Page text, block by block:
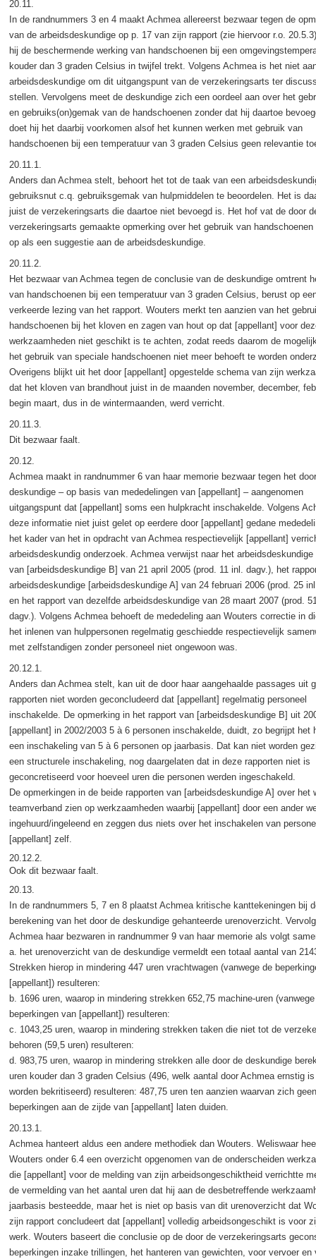
20.11.
In de randnummers 3 en 4 maakt Achmea allereerst bezwaar tegen de
van de arbeidsdeskundige op p. 17 van zijn rapport (zie hiervoor r.o.
hij de beschermende werking van handschoenen bij een
kouder dan 3 graden Celsius in twijfel trekt. Volgens Achmea is het niet
arbeidsdeskundige om dit uitgangspunt van de verzekeringsarts ter
stellen. Vervolgens meet de deskundige zich een oordeel aan over het
en gebruiks(on)gemak van de handschoenen zonder dat hij daartoe
doet hij het daarbij voorkomen alsof het kunnen werken met gebruik van
handschoenen bij een temperatuur van 3 graden Celsius geen relevantie
20.11.1.
Anders dan Achmea stelt, behoort het tot de taak van een
gebruiksnut c.q. gebruiksgemak van hulpmiddelen te beoordelen. Het is
juist de verzekeringsarts die daartoe niet bevoegd is. Het hof vat de door
verzekeringsarts gemaakte opmerking over het gebruik van handschoenen
op als een suggestie aan de arbeidsdeskundige.
20.11.2.
Het bezwaar van Achmea tegen de conclusie van de deskundige omtrent
van handschoenen bij een temperatuur van 3 graden Celsius, berust op
verkeerde lezing van het rapport. Wouters merkt ten aanzien van het
handschoenen bij het kloven en zagen van hout op dat [appellant] voor
werkzaamheden niet geschikt is te achten, zodat reeds daarom de
het gebruik van speciale handschoenen niet meer behoeft te worden
Overigens blijkt uit het door [appellant] opgestelde schema van zijn
dat het kloven van brandhout juist in de maanden november, december,
begin maart, dus in de wintermaanden, werd verricht.
20.11.3.
Dit bezwaar faalt.
20.12.
Achmea maakt in randnummer 6 van haar memorie bezwaar tegen het
deskundige – op basis van mededelingen van [appellant] – aangenomen
uitgangspunt dat [appellant] soms een hulpkracht inschakelde. Volgens
deze informatie niet juist gelet op eerdere door [appellant] gedane
het kader van het in opdracht van Achmea respectievelijk [appellant]
arbeidsdeskundig onderzoek. Achmea verwijst naar het arbeidsdeskundige
van [arbeidsdeskundige B] van 21 april 2005 (prod. 11 inl. dagv.), het
arbeidsdeskundige [arbeidsdeskundige A] van 24 februari 2006 (prod. 25
en het rapport van dezelfde arbeidsdeskundige van 28 maart 2007 (prod.
dagv.). Volgens Achmea behoeft de mededeling aan Wouters correctie in
het inlenen van hulppersonen regelmatig geschiedde respectievelijk
met zelfstandigen zonder personeel niet ongewoon was.
20.12.1.
Anders dan Achmea stelt, kan uit de door haar aangehaalde passages uit
rapporten niet worden geconcludeerd dat [appellant] regelmatig personeel
inschakelde. De opmerking in het rapport van [arbeidsdeskundige B] uit
[appellant] in 2002/2003 5 à 6 personen inschakelde, duidt, zo begrijpt het
een inschakeling van 5 à 6 personen op jaarbasis. Dat kan niet worden
een structurele inschakeling, nog daargelaten dat in deze rapporten niet is
geconcretiseerd voor hoeveel uren die personen werden ingeschakeld.
De opmerkingen in de beide rapporten van [arbeidsdeskundige A] over het
teamverband zien op werkzaamheden waarbij [appellant] door een ander
ingehuurd/ingeleend en zeggen dus niets over het inschakelen van
[appellant] zelf.
20.12.2.
Ook dit bezwaar faalt.
20.13.
In de randnummers 5, 7 en 8 plaatst Achmea kritische kanttekeningen bij
berekening van het door de deskundige gehanteerde urenoverzicht.
Achmea haar bezwaren in randnummer 9 van haar memorie als volgt
a. het urenoverzicht van de deskundige vermeldt een totaal aantal van
Strekken hierop in mindering 447 uren vrachtwagen (vanwege de
[appellant]) resulteren:
b. 1696 uren, waarop in mindering strekken 652,75 machine-uren
beperkingen van [appellant]) resulteren:
c. 1043,25 uren, waarop in mindering strekken taken die niet tot de
behoren (59,5 uren) resulteren:
d. 983,75 uren, waarop in mindering strekken alle door de deskundige
uren kouder dan 3 graden Celsius (496, welk aantal door Achmea ernstig
worden bekritiseerd) resulteren: 487,75 uren ten aanzien waarvan zich geen
beperkingen aan de zijde van [appellant] laten duiden.
20.13.1.
Achmea hanteert aldus een andere methodiek dan Wouters. Weliswaar
Wouters onder 6.4 een overzicht opgenomen van de onderscheiden
die [appellant] voor de melding van zijn arbeidsongeschiktheid verrichtte
de vermelding van het aantal uren dat hij aan de desbetreffende
jaarbasis besteedde, maar het is niet op basis van dit urenoverzicht dat
zijn rapport concludeert dat [appellant] volledig arbeidsongeschikt is voor
werk. Wouters baseert die conclusie op de door de verzekeringsarts
beperkingen inzake trillingen, het hanteren van gewichten, voor vervoer en